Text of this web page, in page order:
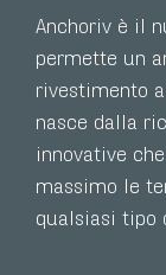
Anchoriv è il
permette un
rivestimento
nasce dalla
innovative
massimo le
qualsiasi tipo